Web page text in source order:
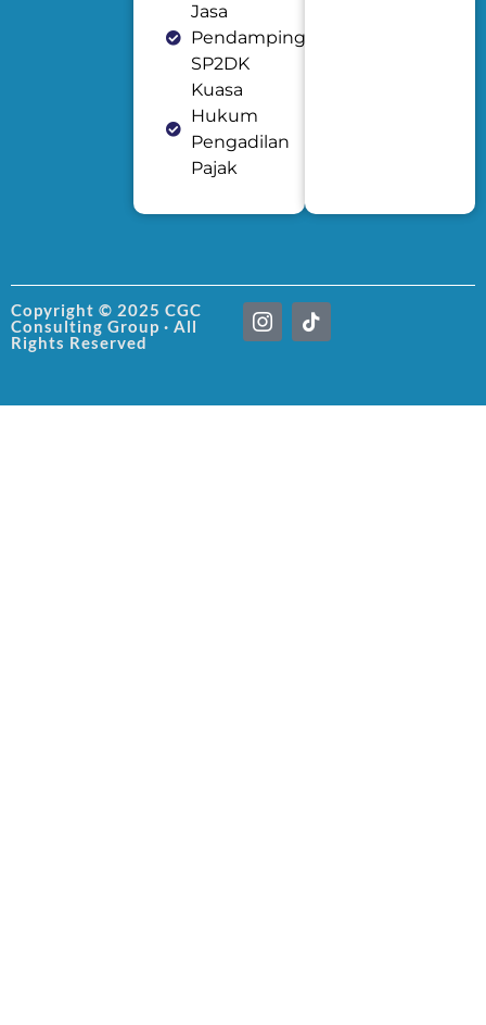
Jasa
Pendampingan
SP2DK
Kuasa
Hukum
Pengadilan
Pajak
Copyright © 2025 CGC
Consulting Group · All
Rights Reserved
I
c
i
T
i
k